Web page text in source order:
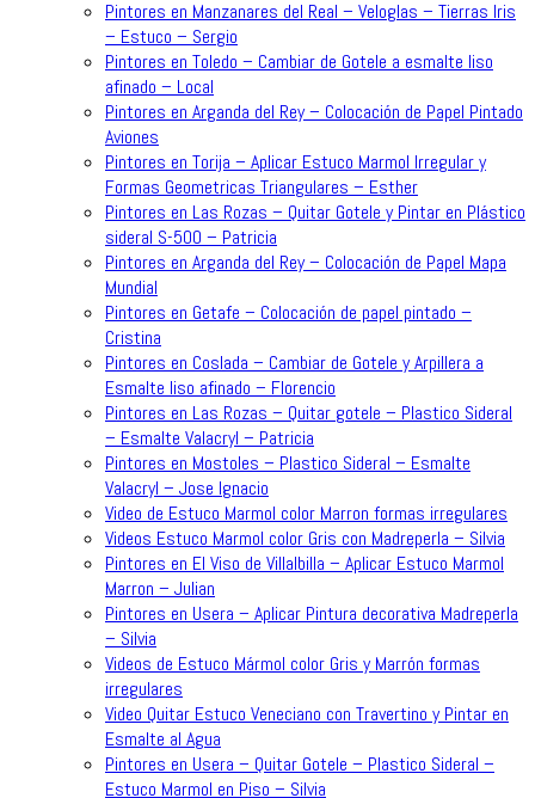
Pintores en Manzanares del Real – Veloglas – Tierras Iris
– Estuco – Sergio
Pintores en Toledo – Cambiar de Gotele a esmalte liso
afinado – Local
Pintores en Arganda del Rey – Colocación de Papel Pintado
Aviones
Pintores en Torija – Aplicar Estuco Marmol Irregular y
Formas Geometricas Triangulares – Esther
Pintores en Las Rozas – Quitar Gotele y Pintar en Plástico
sideral S-500 – Patricia
Pintores en Arganda del Rey – Colocación de Papel Mapa
Mundial
Pintores en Getafe – Colocación de papel pintado –
Cristina
Pintores en Coslada – Cambiar de Gotele y Arpillera a
Esmalte liso afinado – Florencio
Pintores en Las Rozas – Quitar gotele – Plastico Sideral
– Esmalte Valacryl – Patricia
Pintores en Mostoles – Plastico Sideral – Esmalte
Valacryl – Jose Ignacio
Video de Estuco Marmol color Marron formas irregulares
Videos Estuco Marmol color Gris con Madreperla – Silvia
Pintores en El Viso de Villalbilla – Aplicar Estuco Marmol
Marron – Julian
Pintores en Usera – Aplicar Pintura decorativa Madreperla
– Silvia
Videos de Estuco Mármol color Gris y Marrón formas
irregulares
Video Quitar Estuco Veneciano con Travertino y Pintar en
Esmalte al Agua
Pintores en Usera – Quitar Gotele – Plastico Sideral –
Estuco Marmol en Piso – Silvia